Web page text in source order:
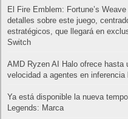
El Fire Emblem: Fortune’s
detalles sobre este juego,
estratégicos, que llegará en
Switch
AMD Ryzen AI Halo ofrece hasta
velocidad a agentes en inferencia
Ya está disponible la nueva
Legends: Marca